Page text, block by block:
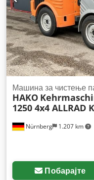
Nürnberg 1.207 km
Машина за чистење
HAKO
1250 4x4 ALLRAD
Побарајте